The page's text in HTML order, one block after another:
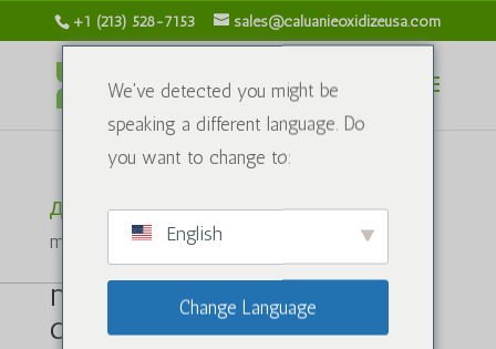
+1 (213) 528-7153 sales@caluanieoxidizeusa.com
Дом
/ Товары с меткой “mua caluanie
muelear oxidize”
mua caluanie muelear
oxidize
We've detected you might be
speaking a different language. Do
you want to change to:
English
Change Language